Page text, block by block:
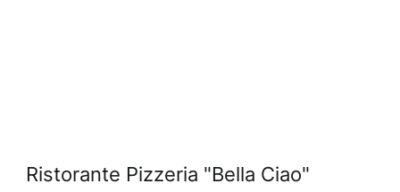
Ristorante Pizzeria "Bella Ciao"